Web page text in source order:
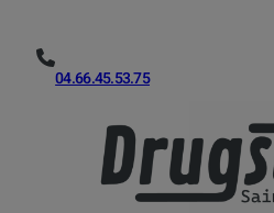
04.66.45.53.75